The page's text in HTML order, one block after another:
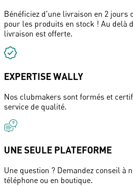
Bénéficiez d'une livraison en 2 jours
pour les produits en stock ! Au delà
livraison est offerte.
EXPERTISE WALLY
Nos clubmakers sont formés et
service de qualité.
UNE SEULE PLATEFORME
Une question ? Demandez conseil à
téléphone ou en boutique.